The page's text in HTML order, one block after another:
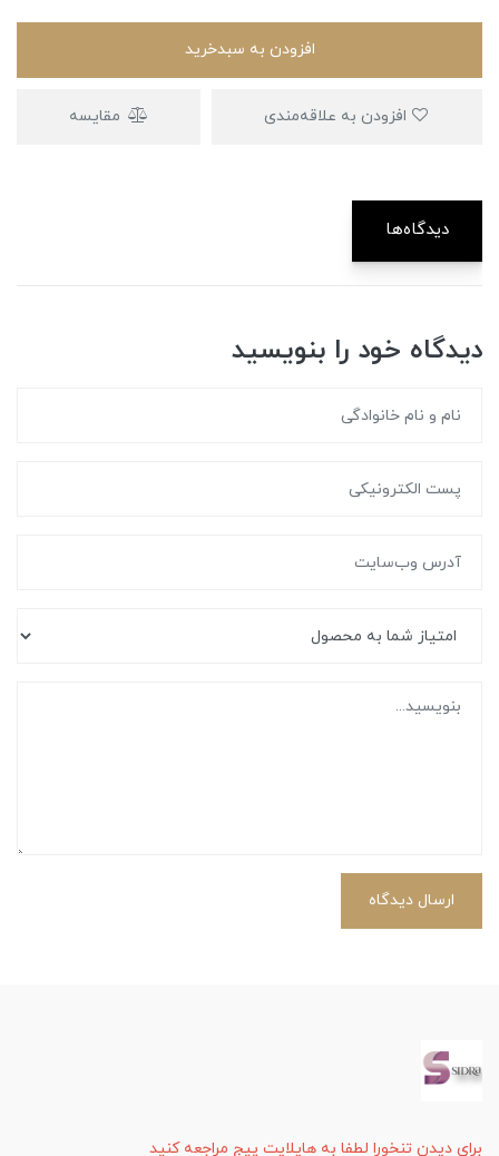
افزودن به سبدخرید
مقایسه
دیدگاه‌ها
دیدگاه خود را بنویسید
ارسال دیدگاه
برای دیدن تنخورا لطفا به هایلایت پیج مراجعه کنید